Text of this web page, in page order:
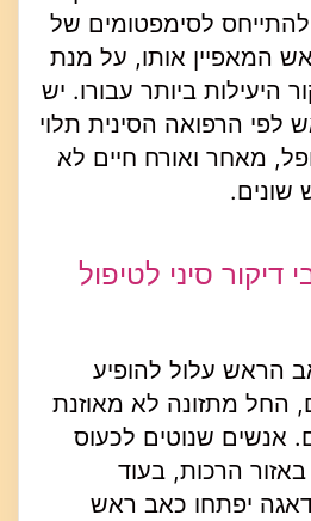
לסימפטומים של
המאפיין אותו, על מנת
היעילות ביותר עבורו. יש
לפי הרפואה הסינית תלוי
מאחר ואורח חיים לא
שונים.
סיני לטיפול
הראש עלול להופיע
החל מתזונה לא מאוזנת
אנשים שנוטים לכעוס
הרכות, בעוד
יפתחו כאב ראש